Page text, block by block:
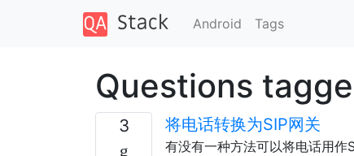
Android Tags
Questions
3 将电话转换为SIP网关
有没有一种方法可以将电话用作